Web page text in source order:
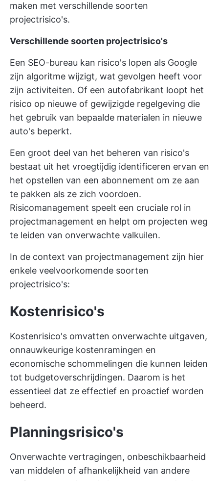
maken met verschillende soorten
projectrisico's.
Verschillende soorten projectrisico's
Een SEO-bureau kan risico's lopen als Google
zijn algoritme wijzigt, wat gevolgen heeft voor
zijn activiteiten. Of een autofabrikant loopt het
risico op nieuwe of gewijzigde regelgeving die
het gebruik van bepaalde materialen in nieuwe
auto's beperkt.
Een groot deel van het beheren van risico's
bestaat uit het vroegtijdig identificeren ervan en
het opstellen van een abonnement om ze aan
te pakken als ze zich voordoen.
Risicomanagement speelt een cruciale rol in
projectmanagement en helpt om projecten weg
te leiden van onverwachte valkuilen.
In de context van projectmanagement zijn hier
enkele veelvoorkomende soorten
projectrisico's:
Kostenrisico's
Kostenrisico's omvatten onverwachte uitgaven,
onnauwkeurige kostenramingen en
economische schommelingen die kunnen leiden
tot budgetoverschrijdingen. Daarom is het
essentieel dat ze effectief en proactief worden
beheerd.
Planningsrisico's
Onverwachte vertragingen, onbeschikbaarheid
van middelen of afhankelijkheid van andere